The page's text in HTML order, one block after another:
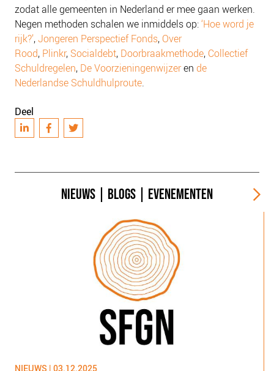
zodat alle gemeenten in Nederland er mee gaan werken.
Negen methoden schalen we inmiddels op:‘Hoe word je
rijk?’,Jongeren Perspectief Fonds, Over
Rood, Plinkr, Socialdebt, Doorbraakmethode, Collectief
Schuldregelen, De Voorzieningenwijzeren de
Nederlandse Schuldhulproute.
Deel
NIEUWS BLOGS EVENEMENTEN
NIEUWS | 03.12.2025